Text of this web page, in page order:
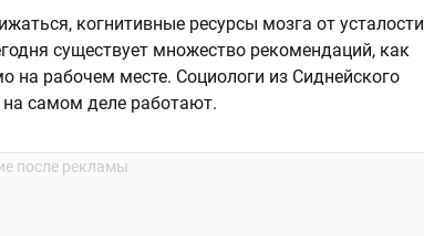
когнитивные ресурсы мозга от усталости
существует множество рекомендаций, как
на рабочем месте. Социологи из Сиднейского
на самом деле работают.